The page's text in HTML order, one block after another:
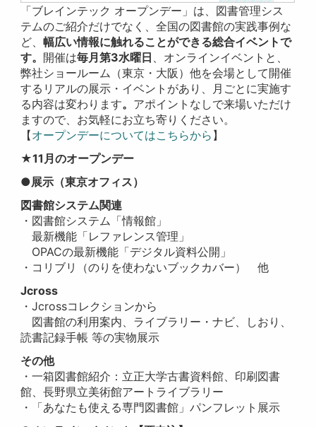
「ブレインテック オープンデー」は、図書管理シス
テムのご紹介だけでなく、全国の図書館の実践事例な
ど、幅広い情報に触れることができる総合イベントで
す。 開催は毎月第3水曜日 、オンラインイベントと、
弊社ショールーム（東京・大阪）他を会場として開催
するリアルの展示・イベントがあり、月ごとに実施す
る内容は変わります。 アポイントなしで来場いただけ
ますので、お気軽にお立ち寄りください。
【オープンデーについてはこちらから 】
★11月のオープンデー
●展示 （東京オフィス）
図書館システム関連
・図書館システム「情報館」
最新機能「レファレンス管理」
OPACの最新機能「デジタル資料公開」
・コリブリ（のりを使わないブックカバー） 他
Jcross
・Jcrossコレクションから
図書館の利用案内、 ライブラリー・ナビ、しおり、
読書記録手帳 等の実物展示
その他
・一箱図書館紹介 ：立正大学古書資料館、印刷図書
館、長野県立美術館アートライブラリー
・「あなたも使える専門図書館」パンフレット展示